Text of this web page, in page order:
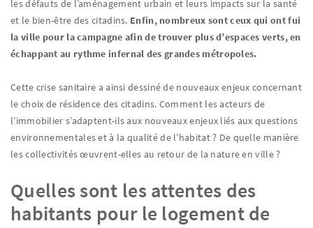
les défauts de l’aménagement urbain et leurs impacts sur la santé
et le bien-être des citadins. Enfin, nombreux sont ceux qui ont fui
la ville pour la campagne afin de trouver plus d’espaces verts, en
échappant au rythme infernal des grandes métropoles.
Cette crise sanitaire a ainsi dessiné de nouveaux enjeux concernant
le choix de résidence des citadins. Comment les acteurs de
l’immobilier s’adaptent-ils aux nouveaux enjeux liés aux questions
environnementales et à la qualité de l’habitat ? De quelle manière
les collectivités œuvrent-elles au retour de la nature en ville ?
Quelles sont les attentes des
habitants pour le logement de